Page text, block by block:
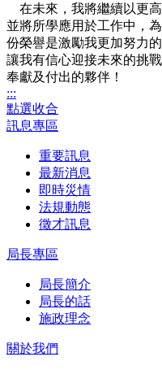
在未來，我將繼續以更高
並將所學應用於工作中，
份榮譽是激勵我更加努力
讓我有信心迎接未來的挑
奉獻及付出的夥伴！
:::
點選收合
訊息專區
重要訊息
最新消息
即時災情
法規動態
徵才訊息
局長專區
局長簡介
局長的話
施政理念
關於我們